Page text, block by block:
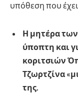
υπόθεση που
Η μητέρα
ύποπτη και
κοριτσιών
Τζωρτζίνα
της.